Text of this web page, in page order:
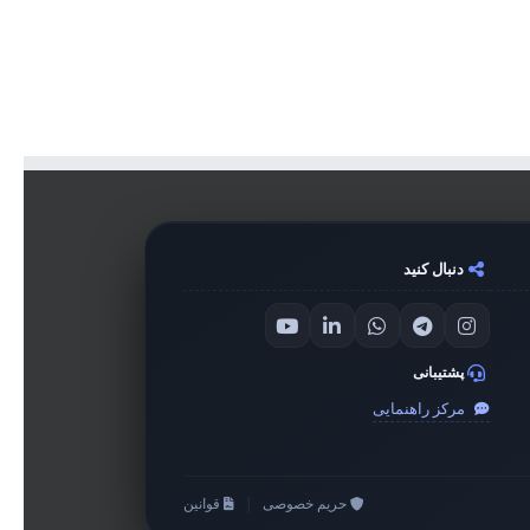
دنبال کنید
پشتیبانی
مرکز راهنمایی
حریم خصوصی قوانین